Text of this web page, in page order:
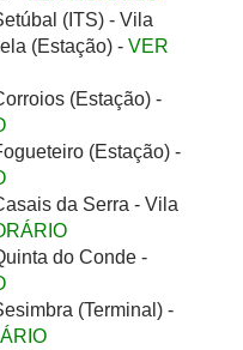
(ITS) - Vila
(Estação) - VER
(Estação) -
(Estação) -
da Serra - Vila
do Conde -
(Terminal) -